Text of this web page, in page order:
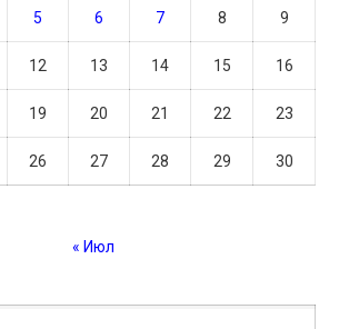
5 6 7 8 9
12 13 14 15 16
19 20 21 22 23
26 27 28 29 30
« Июл